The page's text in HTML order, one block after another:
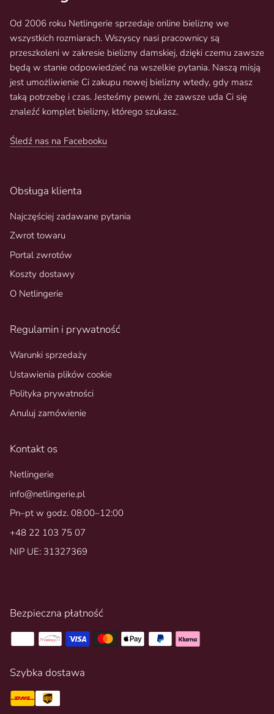
Od 2006 roku Netlingerie sprzedaje online bieliznę we
wszystkich rozmiarach. Wszyscy nasi pracownicy są
przeszkoleni w zakresie bielizny damskiej, dzięki czemu zawsze
będą w stanie odpowiedzieć na wszelkie pytania. Naszą misją
jest umożliwienie Ci zakupu nowej bielizny wtedy, gdy masz
taką potrzebę i czas. Jesteśmy pewni, że zawsze uda Ci się
znaleźć komplet bielizny, którego szukasz.
Śledź nas na Facebooku
Obsługa klienta
Najczęściej zadawane pytania
Zwrot towaru
Portal zwrotów
Koszty dostawy
O Netlingerie
Regulamin i prywatność
Warunki sprzedaży
Ustawienia plików cookie
Polityka prywatności
Anuluj zamówienie
Kontakt os
Netlingerie
info@netlingerie.pl
Pn–pt w godz. 08:00–12:00
+48 22 103 75 07
NIP UE: 31327369
Bezpieczna płatność
Szybka dostawa